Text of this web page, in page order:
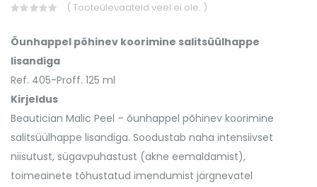
of
( Tooteülevaateid veel ei ole. )
Õunhappel põhinev koorimine salitsüülhappe
lisandiga
Ref. 405-Proff. 125 ml
Kirjeldus
Beautician Malic Peel – õunhappel põhinev koorimine
salitsüülhappe lisandiga. Soodustab naha intensiivset
niisutust, sügavpuhastust (akne eemaldamist),
toimeainete tõhustatud imendumist järgnevatel